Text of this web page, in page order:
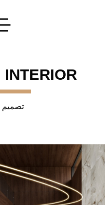
INTERIOR
تصميم